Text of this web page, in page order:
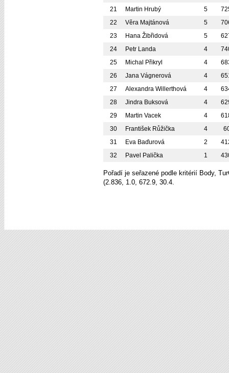
21
Martin Hrubý 5
22
Věra Majtánová 5
23
Hana Žibřidová 5
24
Petr Landa 4
25
Michal Přikryl 4
26
Jana Vágnerová 4
27
Alexandra Willerthová 4
28
Jindra Buksová 4
29
Martin Vacek 4
30
František Růžička 4
31
Eva Baďurová 2
32
Pavel Palička 1
Pořadí je seřazené podle kritérií Body,
(2.836, 1.0, 672.9, 30.4.